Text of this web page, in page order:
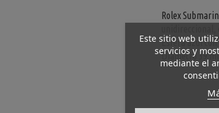
Rolex
Esfera azul
Diámetro 39
Este sitio web
servicios y
mediante el